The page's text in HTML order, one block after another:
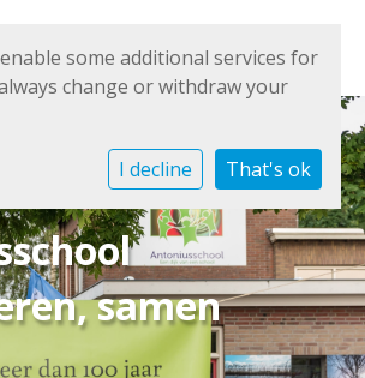
samen
some additional services for
change or withdraw your
I decline That's ok